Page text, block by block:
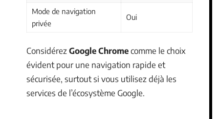
Mode de navigation
privée
Oui
ConsidérezGoogle Chromecomme le choix
évident pour une navigation rapide et
sécurisée, surtout si vous utilisez déjà les
services de l’écosystème Google.